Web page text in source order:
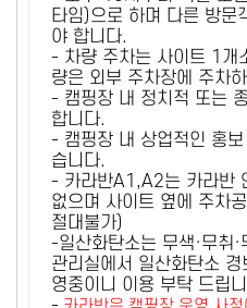
타임)으로 하며 다른 방문
야 합니다.
- 차량 주차는 사이트 1개
량은 외부 주차장에 주차
- 캠핑장 내 정치적 또는
합니다.
- 캠핑장 내 상업적인 홍
습니다.
- 카라반A1,A2는 카라반
없으며 사이트 옆에 주차
절대불가)
-일산화탄소는 무색·무취
관리실에서 일산화탄소
영중이니 이용 부탁 드립